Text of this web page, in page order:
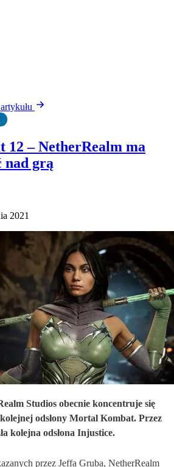
– NetherRealm ma
nad grą
2021
Studios obecnie koncentruje się
odsłony Mortal Kombat. Przez
kolejna odsłona Injustice.
przez Jeffa Gruba, NetherRealm